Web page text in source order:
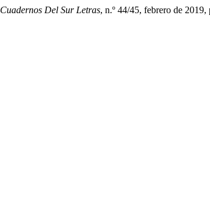
Cuadernos Del Sur Letras, n.º 44/45, febrero de 2019,